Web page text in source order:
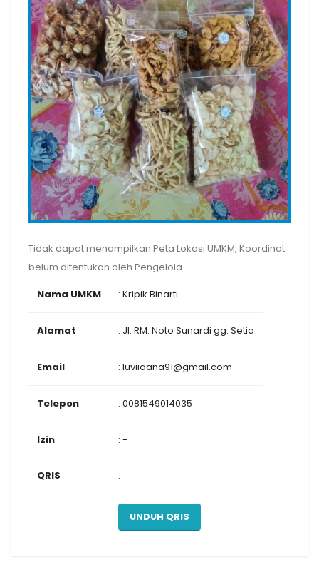
Tidak dapat menampilkan Peta Lokasi UMKM, Koordinat
belum ditentukan oleh Pengelola.
Nama UMKM
: Kripik Binarti
Alamat : Jl. RM. Noto Sunardi gg. Setia
Email : luviiaana91@gmail.com
Telepon : 0081549014035
Izin : -
QRIS :
UNDUH QRIS